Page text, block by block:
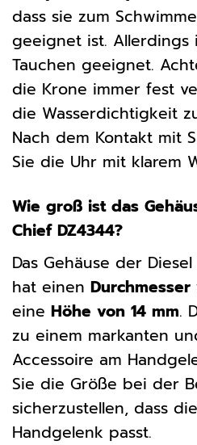
dass sie zum
geeignet ist. Allerdings
Tauchen geeignet.
die Krone immer fest
die Wasserdichtigkeit
Nach dem Kontakt mit
Sie die Uhr mit klarem
Wie groß ist das
Chief DZ4344?
Das Gehäuse der
hat einen Durchmesser
eine Höhe von 14 mm.
zu einem markanten
Accessoire am
Sie die Größe bei der
sicherzustellen, dass
Handgelenk passt.